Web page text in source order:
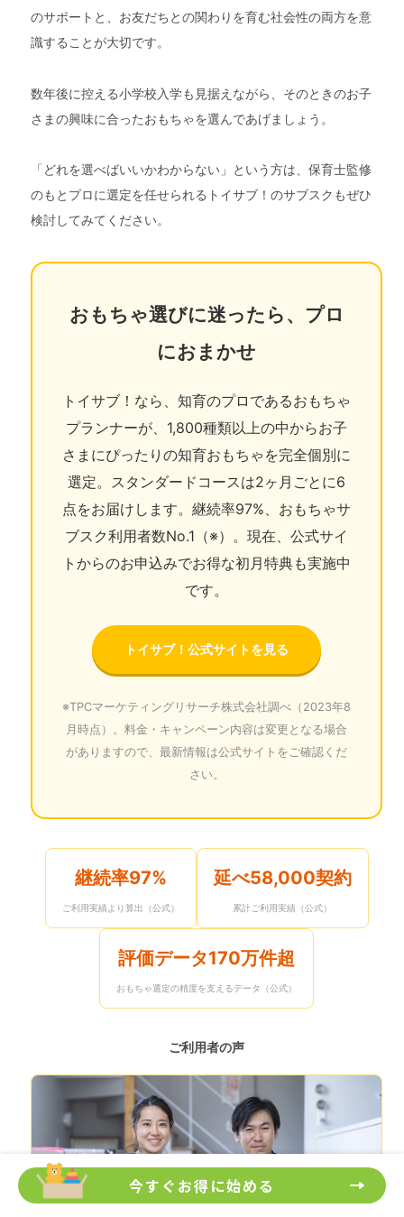
今すぐお得に始める
のサポートと、お友だちとの関わりを育む社会性の両方を意
識することが大切です。
数年後に控える小学校入学も見据えながら、そのときのお子
さまの興味に合ったおもちゃを選んであげましょう。
「どれを選べばいいかわからない」という方は、保育士監修
のもとプロに選定を任せられるトイサブ！のサブスクもぜひ
検討してみてください。
おもちゃ選びに迷ったら、プロ
におまかせ
トイサブ！なら、知育のプロであるおもちゃ
プランナーが、1,800種類以上の中からお子
さまにぴったりの知育おもちゃを完全個別に
選定。スタンダードコースは2ヶ月ごとに6
点をお届けします。継続率97%、おもちゃサ
ブスク利用者数No.1（※）。現在、公式サイ
トからのお申込みでお得な初月特典も実施中
です。
トイサブ！公式サイトを見る
※TPCマーケティングリサーチ株式会社調べ（2023年8
月時点）。料金・キャンペーン内容は変更となる場合
がありますので、最新情報は公式サイトをご確認くだ
さい。
継続率97%
ご利用実績より算出（公式）
延べ58,000契約
累計ご利用実績（公式）
評価データ170万件超
おもちゃ選定の精度を支えるデータ（公式）
ご利用者の声